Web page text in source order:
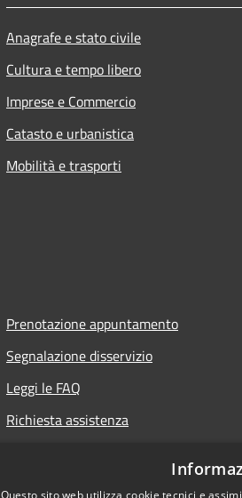
Anagrafe e stato civile
Cultura e tempo libero
Imprese e Commercio
Catasto e urbanistica
Mobilità e trasporti
Prenotazione appuntamento
Segnalazione disservizio
Leggi le FAQ
Richiesta assistenza
Questo sito web utilizza cookie tecnici e